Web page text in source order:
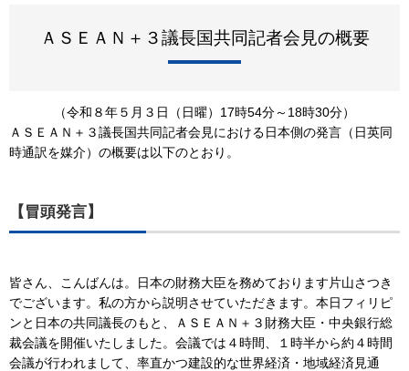
ＡＳＥＡＮ＋３議長国共同記者会見の概要
（令和８年５月３日（日曜）17時54分～18時30分）
ＡＳＥＡＮ＋３議長国共同記者会見における日本側の発言（日英同
時通訳を媒介）の概要は以下のとおり。
【冒頭発言】
皆さん、こんばんは。日本の財務大臣を務めております片山さつき
でございます。私の方から説明させていただきます。本日フィリピ
ンと日本の共同議長のもと、ＡＳＥＡＮ＋３財務大臣・中央銀行総
裁会議を開催いたしました。会議では４時間、１時半から約４時間
会議が行われまして、率直かつ建設的な世界経済・地域経済見通